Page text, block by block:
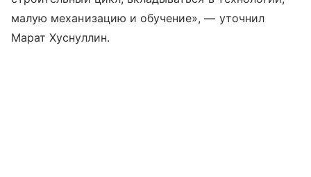
малую механизацию и обучение», — уточнил
Марат Хуснуллин.